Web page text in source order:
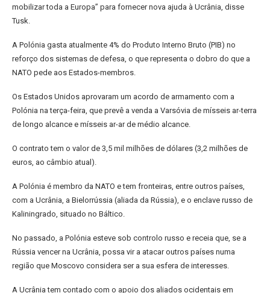
mobilizar toda a Europa” para fornecer nova ajuda à Ucrânia, disse
Tusk.
A Polónia gasta atualmente 4% do Produto Interno Bruto (PIB) no
reforço dos sistemas de defesa, o que representa o dobro do que a
NATO pede aos Estados-membros.
Os Estados Unidos aprovaram um acordo de armamento com a
Polónia na terça-feira, que prevê a venda a Varsóvia de mísseis ar-terra
de longo alcance e mísseis ar-ar de médio alcance.
O contrato tem o valor de 3,5 mil milhões de dólares (3,2 milhões de
euros, ao câmbio atual).
A Polónia é membro da NATO e tem fronteiras, entre outros países,
com a Ucrânia, a Bielorrússia (aliada da Rússia), e o enclave russo de
Kaliningrado, situado no Báltico.
No passado, a Polónia esteve sob controlo russo e receia que, se a
Rússia vencer na Ucrânia, possa vir a atacar outros países numa
região que Moscovo considera ser a sua esfera de interesses.
A Ucrânia tem contado com o apoio dos aliados ocidentais em